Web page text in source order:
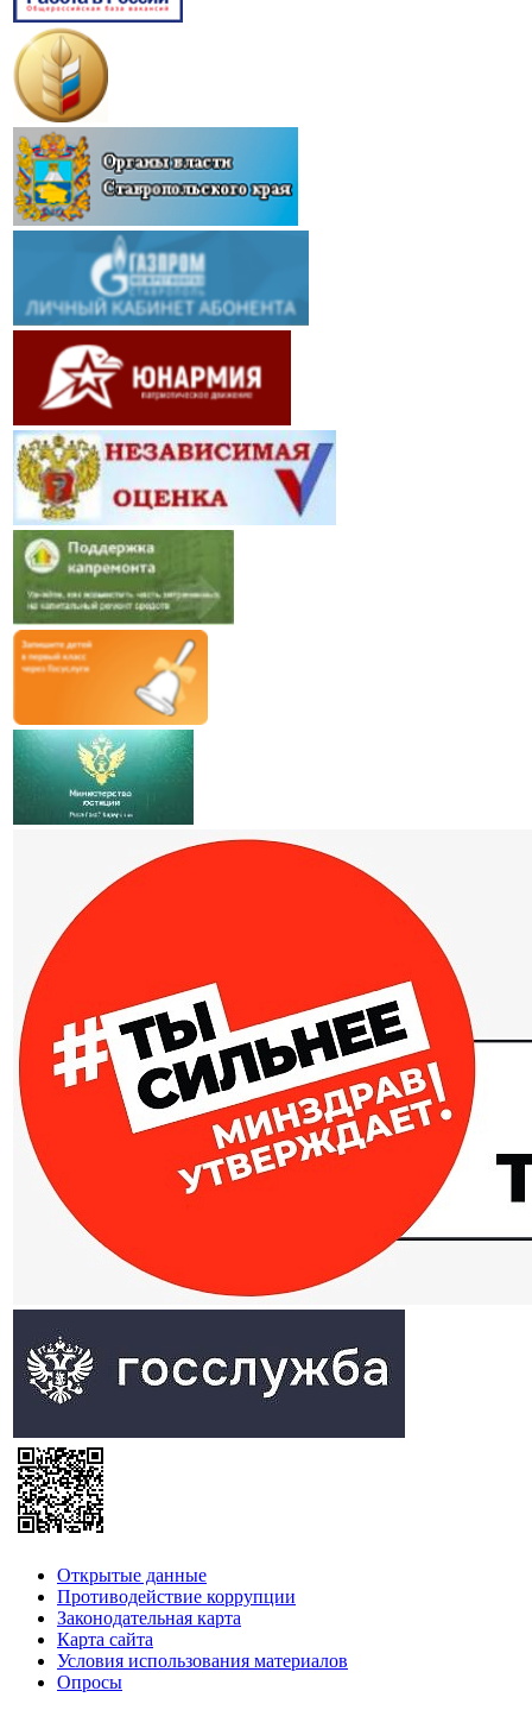
Открытые данные
Противодействие коррупции
Законодательная карта
Карта сайта
Условия использования материалов
Опросы